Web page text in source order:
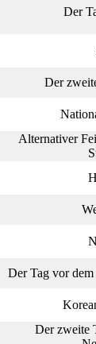
Der
Der
Alternativer
Der Tag vor
Der zweite